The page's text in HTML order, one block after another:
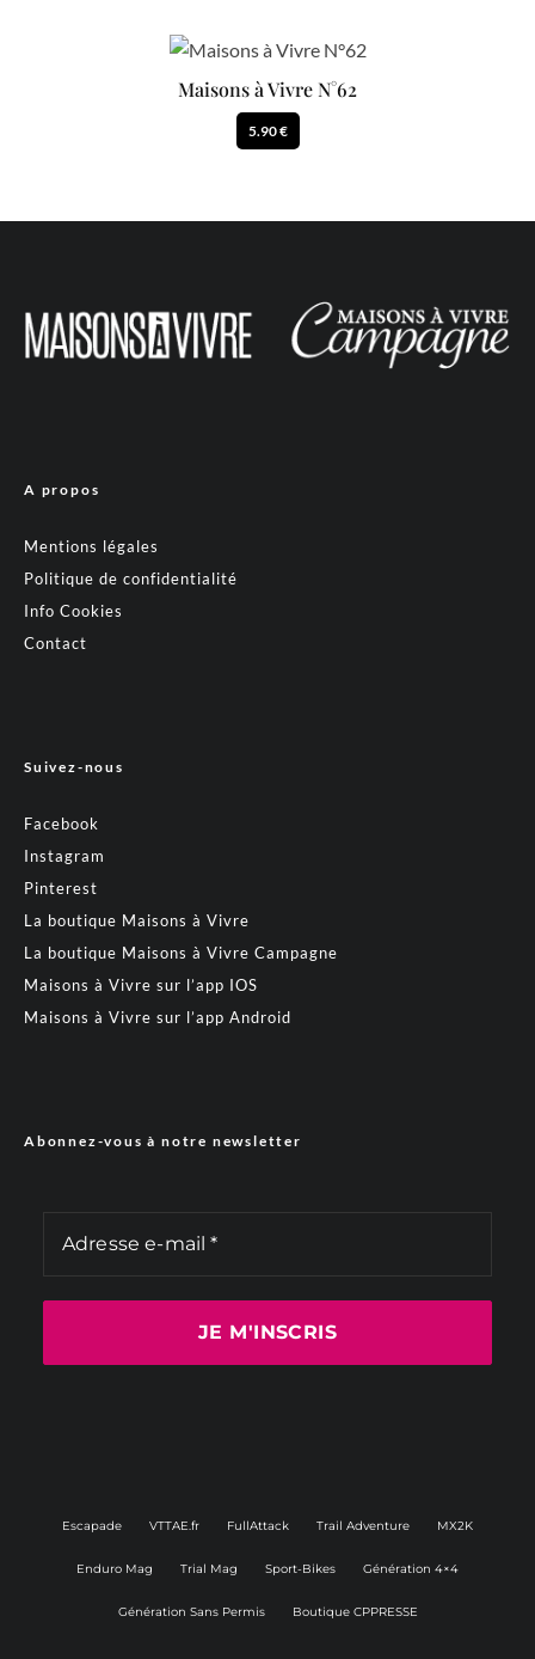
Maisons à Vivre N°62
5.90 €
A propos
Mentions légales
Politique de confidentialité
Info Cookies
Contact
Suivez-nous
Facebook
Instagram
Pinterest
La boutique Maisons à Vivre
La boutique Maisons à Vivre Campagne
Maisons à Vivre sur l’app IOS
Maisons à Vivre sur l’app Android
Abonnez-vous à notre newsletter
Escapade VTTAE.fr FullAttack Trail Adventure MX2K
Enduro Mag Trial Mag Sport-Bikes Génération 4×4
Génération Sans Permis Boutique CPPRESSE